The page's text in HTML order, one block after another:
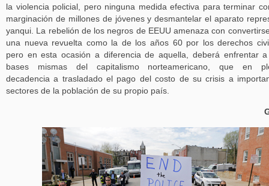
la violencia policial, pero ninguna medida efectiva para terminar
marginación de millones de jóvenes y desmantelar el aparato
yanqui. La rebelión de los negros de EEUU amenaza con
una nueva revuelta como la de los años 60 por los derechos
pero en esta ocasión a diferencia de aquella, deberá enfrentar
bases mismas del capitalismo norteamericano, que en
decadencia a trasladado el pago del costo de su crisis a
sectores de la población de su propio país.